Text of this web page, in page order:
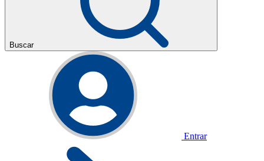
Buscar
Entrar